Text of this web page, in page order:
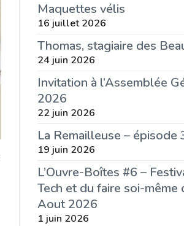
Maquettes vélis
16 juillet 2026
Thomas, stagiaire des
24 juin 2026
Invitation à l’Assemblée
2026
22 juin 2026
La Remailleuse – épisode
19 juin 2026
L’Ouvre-Boîtes #6 –
Tech et du faire soi-même
Aout 2026
1 juin 2026